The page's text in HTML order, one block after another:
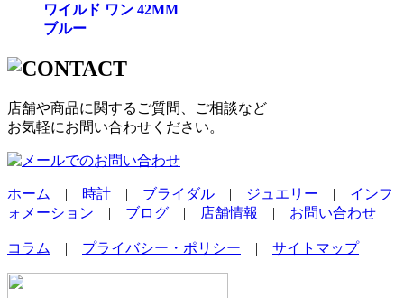
ワイルド ワン 42MM
ブルー
店舗や商品に関するご質問、ご相談など
お気軽にお問い合わせください。
ホーム | 時計 | ブライダル | ジュエリー | インフ
ォメーション | ブログ | 店舗情報 | お問い合わせ
コラム | プライバシー・ポリシー | サイトマップ